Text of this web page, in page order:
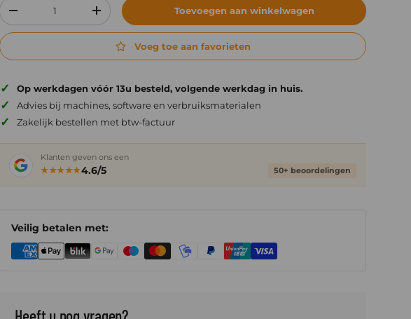
Aantal
Verlaag de hoeveelheidVerhoog de hoeveelheidToevoegen aan winkelwagen
Voeg toe aan favorieten
✓ Op werkdagen vóór 13u besteld, volgende werkdag in huis.
✓ Advies bij machines, software en verbruiksmaterialen
✓ Zakelijk bestellen met btw-factuur
Klanten geven ons een
★★★★★4.6/5 50+ beoordelingen
Veilig betalen met: